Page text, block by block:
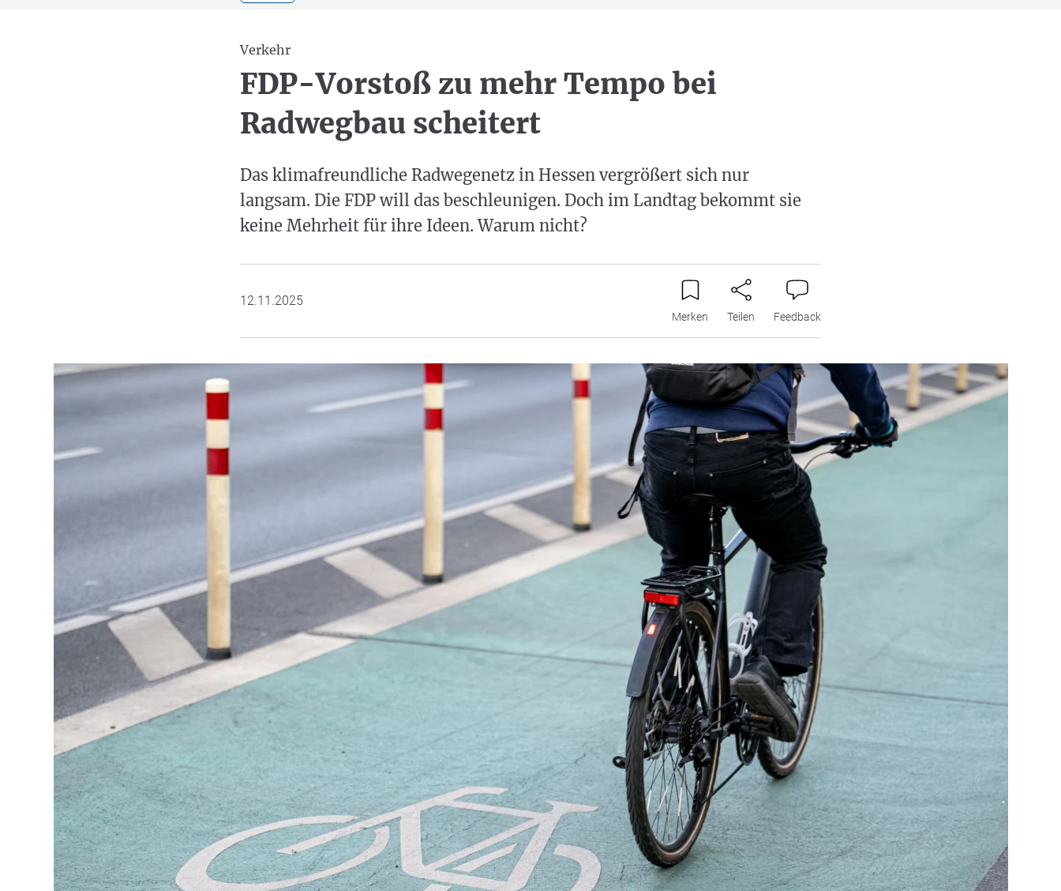
Verkehr
FDP-Vorstoß zu mehr Tempo bei
Radwegbau scheitert
Das klimafreundliche Radwegenetz in Hessen vergrößert sich nur
langsam. Die FDP will das beschleunigen. Doch im Landtag bekommt sie
keine Mehrheit für ihre Ideen. Warum nicht?
12.11.2025
Merken Teilen Feedback